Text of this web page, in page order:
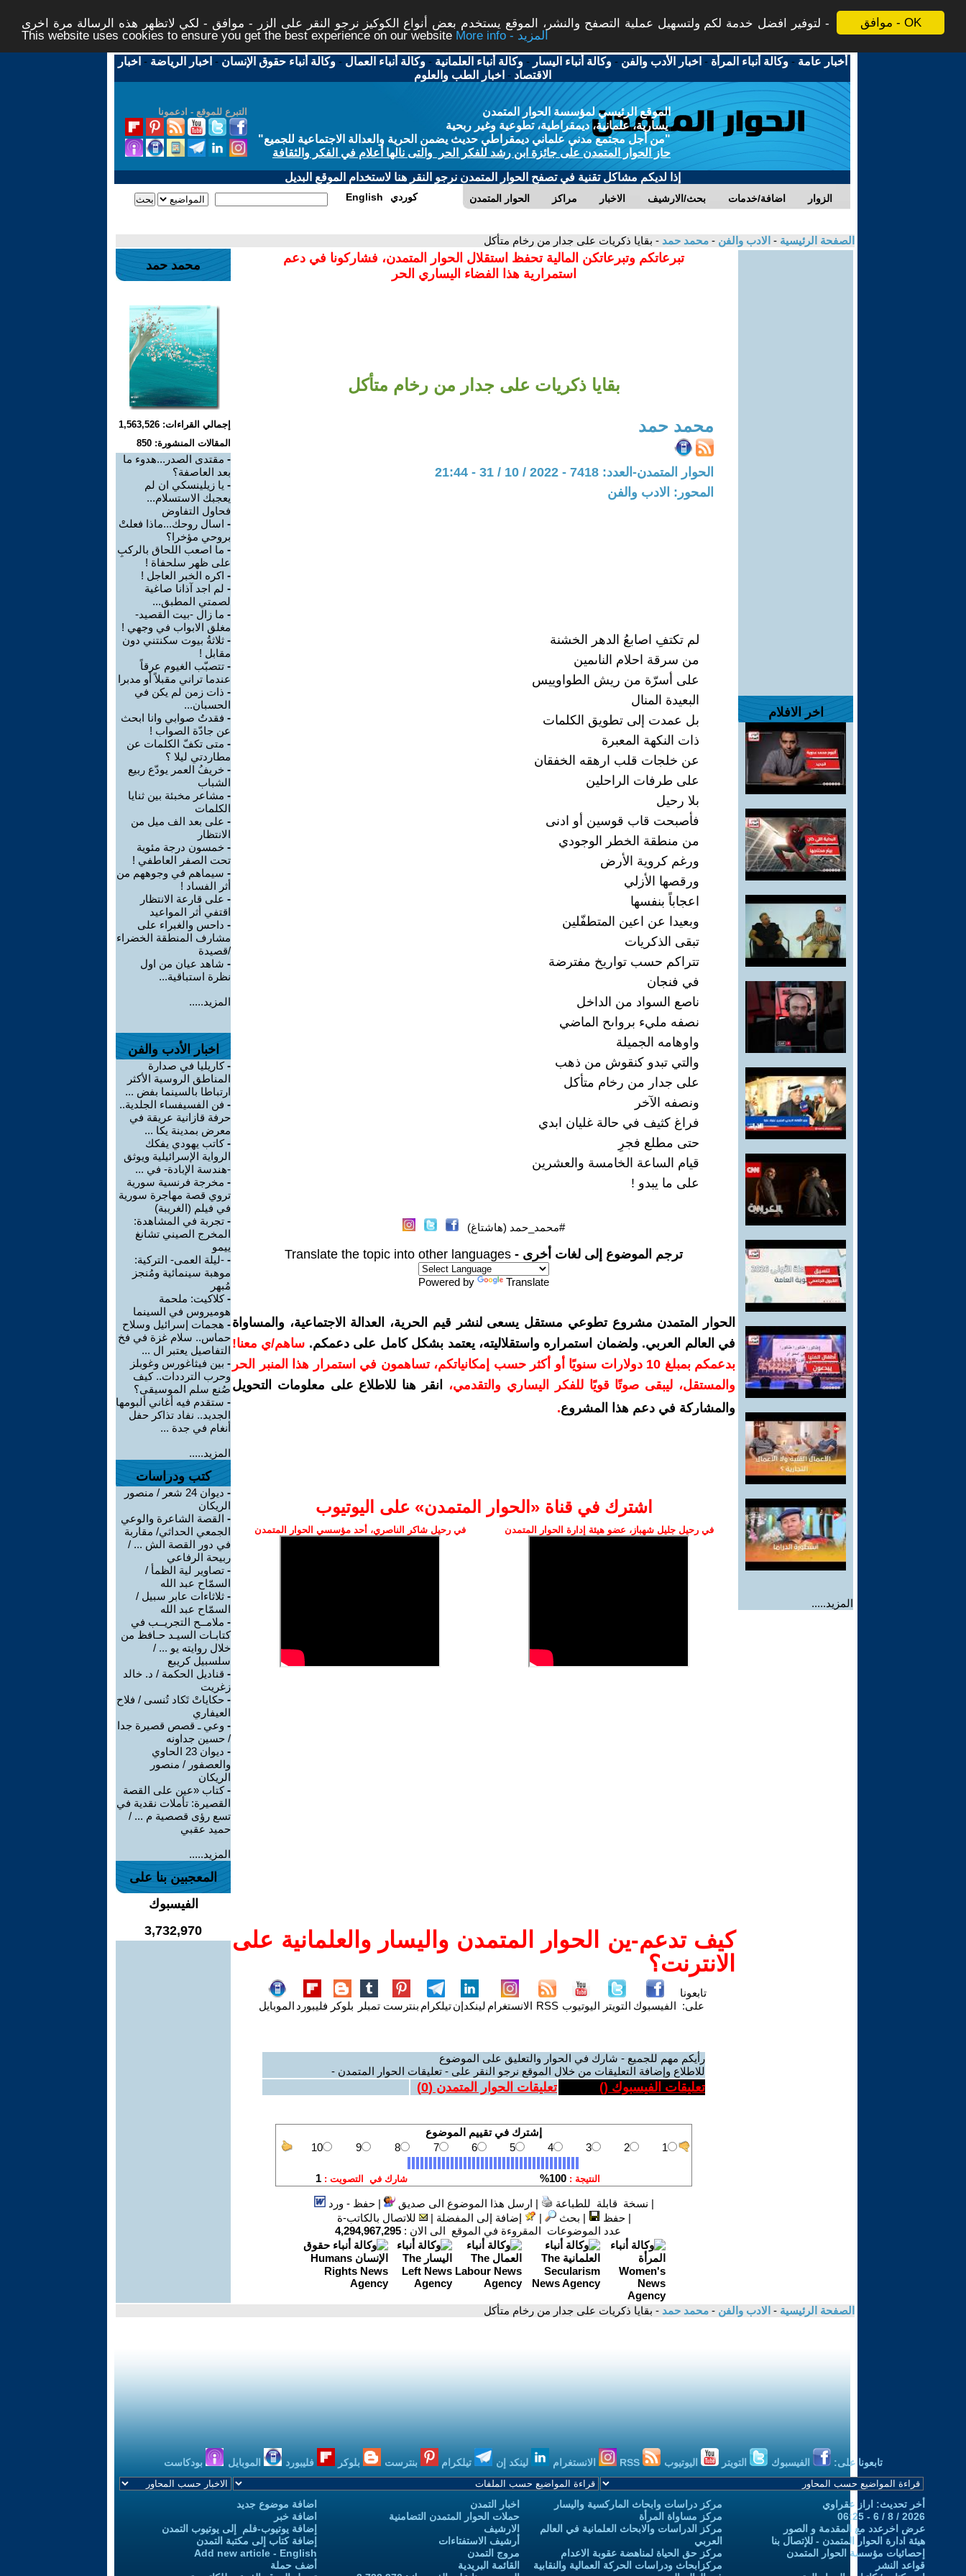
موافق - OK
لتوفير افضل خدمة لكم ولتسهيل عملية التصفح والنشر، الموقع يستخدم بعض أنواع الكوكيز نرجو النقر على الزر - موافق - لكي لاتظهر هذه الرسالة مرة اخرى -
This website uses cookies to ensure you get the best experience on our website
More info - المزيد
أخبار عامة -وكالة أنباء المرأة - اخبار الأدب والفن -وكالة أنباء اليسار -وكالة أنباء العلمانية -وكالة أنباء العمال -وكالة أنباء حقوق الإنسان - اخبار الرياضة - اخبار
الاقتصاد - اخبار الطب والعلوم
التبرع للموقع - ادعمونا
الموقع الرئيسي لمؤسسة الحوار المتمدن
يسارية، علمانية، ديمقراطية، تطوعية وغير ربحية
"من أجل مجتمع مدني علماني ديمقراطي حديث يضمن الحرية والعدالة الاجتماعية للجميع"
حاز الحوار المتمدن على جائزة ابن رشد للفكر الحر والتى نالها أعلام في الفكر والثقافة
إذا لديكم مشاكل تقنية في تصفح الحوار المتمدن نرجو النقر هنا لاستخدام الموقع البديل
الحوار المتمدن مراكز الاخبار بحث/الارشيف اضافة/خدمات الزوار English كوردي
الصفحة الرئيسية - الادب والفن - محمد حمد - بقايا ذكريات على جدار من رخام متأكل
اخر الافلام
المزيد.....
تبرعاتكم وتبرعاتكن المالية تحفظ استقلال الحوار المتمدن، فشاركونا في دعم
استمرارية هذا الفضاء اليساري الحر
بقايا ذكريات على جدار من رخام متأكل
محمد حمد
الحوار المتمدن-العدد: 7418 - 2022 / 10 / 31 - 21:44
المحور: الادب والفن
لم تكتفِ اصابعُ الدهر الخشنة
من سرقة احلام الناىمين
على أسرّة من ريش الطواوييس
البعيدة المنال
بل عمدت إلى تطويق الكلمات
ذات النكهة المعبرة
عن خلجات قلب ارهقه الخفقان
على طرفات الراحلين
بلا رحيل
فأصبحت قاب قوسين أو ادنى
من منطقة الخطر الوجودي
ورغم كروية الأرض
ورقصها الأزلي
اعجاباً بنفسها
وبعيدا عن اعين المتطفّلين
تبقى الذكريات
تتراكم حسب تواريخ مفترضة
في فنجان
ناصع السواد من الداخل
نصفه مليء برواىح الماضي
واوهامه الجميلة
والتي تبدو كنقوش من ذهب
على جدار من رخام متأكل
ونصفه الآخر
فراغ كثيف في حالة غليان ابدي
حتى مطلع فجرِ
قيام الساعة الخامسة والعشرين
على ما يبدو !
#محمد_حمد (هاشتاغ)
ترجم الموضوع إلى لغات أخرى - Translate the topic into other languages
Powered by Translate
الحوار المتمدن مشروع تطوعي مستقل يسعى لنشر قيم الحرية، العدالة الاجتماعية، والمساواة
في العالم العربي. ولضمان استمراره واستقلاليته، يعتمد بشكل كامل على دعمكم. ساهم/ي معنا!
بدعمكم بمبلغ 10 دولارات سنويًا أو أكثر حسب إمكانياتكم، تساهمون في استمرار هذا المنبر الحر
والمستقل، ليبقى صوتًا قويًا للفكر اليساري والتقدمي،
انقر هنا للاطلاع على معلومات التحويل
والمشاركة في دعم هذا المشروع.
اشترك في قناة ‫«الحوار المتمدن» على اليوتيوب
في رحيل جليل شهباز، عضو هيئة إدارة الحوار المتمدن في رحيل شاكر الناصري، أحد مؤسسي الحوار المتمدن
كيف تدعم-ين الحوار المتمدن واليسار والعلمانية على
الانترنت؟
تابعونا
على: الفيسبوك التويتر اليوتيوب RSS الانستغرام لينكدإنتيلكرام بنترست تمبلر بلوكر فليبورد الموبايل
رأيكم مهم للجميع - شارك في الحوار والتعليق على الموضوع
للاطلاع وإضافة التعليقات من خلال الموقع نرجو النقر على - تعليقات الحوار المتمدن -
تعليقات الفيسبوك () تعليقات الحوار المتمدن (0
)
| نسخة قابلة للطباعة | ارسل هذا الموضوع الى صديق |حفظ - ورد
|حفظ | بحث | إضافة إلى المفضلة |
للاتصال بالكاتب-ة
عدد الموضوعات المقروءة في الموقع الى الان : 4,294,967,295
محمد حمد
إجمالي القراءات: 1,563,526
المقالات المنشورة: 850
- مقتدى الصدر...هدوء ما
بعد العاصفة؟
- يا زيلينسكي ان لم
يعجبك الاستسلام...
فحاول التفاوض
- اسال روحك...ماذا فعلتْ
بروحي مؤخرا؟
- ما اصعب اللحاق بالركبِ
على ظهر سلحفاة !
- اكره الخبر العاجل !
- لم اجد آذانا صاغية
لصمتي المطبق...
- ما زال -بيت القصيد-
مغلق الابواب في وجهي !
- ثلاثةُ بيوت سكنتني دون
مقابل !
- تتصبّب الغيوم عرقاً
عندما تراني مقبلاً أو مدبرا
- ذات زمن لم يكن في
الحسبان...
- فقدتُ صوابي وانا ابحث
عن جادّة الصواب !
- متى تكفّ الكلمات عن
مطاردتي ليلا ؟
- خريفُ العمر يودّع ربيع
الشباب
- مشاعر مخبئة بين ثنايا
الكلمات
- على بعد الف ميل من
الانتظار
- خمسون درجة مئوية
تحت الصفر العاطفي !
- سيماهم في وجوههم من
أثر الفساد !
- على قارعة الانتظار
اقتفي أثر المواعيد
- داحس والغبراء على
مشارف المنطقة الخضراء
/قصيدة
- شاهد عيان من اول
نظرة استباقية...
المزيد.....
اخبار الأدب والفن
-كاريليا في صدارة
المناطق الروسية الأكثر
ارتباطا بالسينما بفض ...
- فن الفسيفساء الجلدية..
حرفة قازانية عريقة في
معرض بمدينة يكا ...
-كاتب يهودي يفكك
الرواية الإسرائيلية ويوثق
-هندسة الإبادة- في ...
- مخرجة فرنسية سورية
تروي قصة مهاجرة سورية
في فيلم (الغريبة)
- تجربة في المشاهدة:
المخرج الصيني تشانغ
ييمو
- -ليلة العمى- التركية:
موهبة سينمائية ومُنجز
مُبهر
-كلاكيت: ملحمة
هوميروس في السينما
- هجمات إسرائيل وسلاح
حماس.. سلام غزة في فخ
التفاصيل يعتبر ال ...
- بين فيثاغورس وغوبلز
وحرب الترددات.. كيف
صُنع سلم الموسيقى؟
- ستقدم فيه أغاني ألبومها
الجديد.. نفاد تذاكر حفل
أنغام في جدة ...
المزيد.....
كتب ودراسات
-
ديوان 24 شعر / منصور
الريكان
- القصة الشاعرة والوعي
الجمعي الحداثي/ مقاربة
في دور القصة الش ... /
ربيحة الرفاعي
- تصاوير لية الظمأ /
السمّاح عبد الله
- ثلاثاءات عابر سبيل /
السمّاح عبد الله
- ملامــح التجريــب في
كتابـات السيـد حـافظ من
خلال روايته يو ... /
سلسبيل كريبع
- قناديل الحكمة / د. خالد
زغريت
- حكاياتْ تَكاد تُنسى / فلاح
العيفاري
- وعي ـ قصص قصيرة جدا
/ حسين جداونه
-
ديوان 23 الحاوي
والعصفور / منصور
الريكان
-كتاب «عين على القصة
القصيرة: تأملات نقدية في
تسع رؤى قصصية م ... /
حميد عقبي
المزيد.....
المعجبين بنا على
الفيسبوك
3,732,970
الصفحة الرئيسية - الادب والفن - محمد حمد - بقايا ذكريات على جدار من رخام متأكل
تابعونا على: الفيسبوك التويتر اليوتيوب الانستغرام لينكد إن تيلكرام بنترست بلوكر فليبورد الموبايل بودكاست
أخر تحديث: اراز عقراوي
2026 / 8 / 6 - 06:25
عرض اخرعدد مع المقدمة و الصور
هيئة ادارة الحوار المتمدن - للإتصال بنا
إحصائيات مؤسسة الحوار المتمدن
قواعد النشر
مركز دراسات وابحاث الماركسية واليسار
مركز مساواة المرأة
مركز الدراسات والابحاث العلمانية في العالم
العربي
مركز حق الحياة لمناهضة عقوبة الاعدام
مركزابحاث ودراسات الحركة العمالية والنقابية
اخبار التمدن
حملات الحوار المتمدن التضامنية
الارشيف
أرشيف الاستفتاءات
مروج التمدن
القائمة البريدية
اضافة موضوع جديد
اضافة خبر
إضافة يوتيوب-فلم إلى يوتيوب التمدن
إضافة كتاب إلى مكتبة التمدن
Add new article - English
أضف حملة